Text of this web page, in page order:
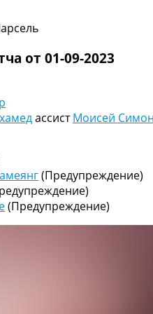
Мира
Лига
Лига
>>>
Чемпионата Мира
Лига
Лига
Таблицы групп
Лига
от 01-09-2023
ассистМоисей
(Предупреждение)
(Предупреждение)